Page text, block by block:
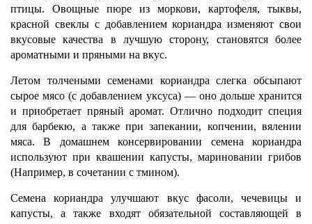
птицы. Овощные пюре из моркови, картофеля, тыквы,
красной свеклы с добавлением кориандра изменяют свои
вкусовые качества в лучшую сторону, становятся более
ароматными и пряными на вкус.
Летом толчеными семенами кориандра слегка обсыпают
сырое мясо (с добавлением уксуса) — оно дольше хранится
и приобретает пряный аромат. Отлично подходит специя
для барбекю, а также при запекании, копчении, вялении
мяса. В домашнем консервировании семена кориандра
используют при квашении капусты, мариновании грибов
(Например, в сочетании с тмином).
Семена кориандра улучшают вкус фасоли, чечевицы и
капусты, а также входят обязательной составляющей в